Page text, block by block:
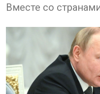
Вместе со